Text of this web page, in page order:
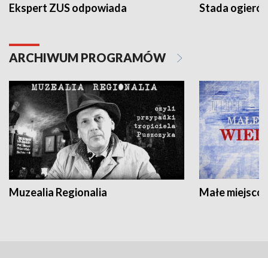
Ekspert ZUS odpowiada Stada
ARCHIWUM PROGRAMÓW
Muzealia Regionalia Małe